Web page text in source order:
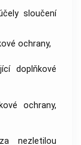
sloučení
ochrany,
doplňkové
ochrany,
nezletilou